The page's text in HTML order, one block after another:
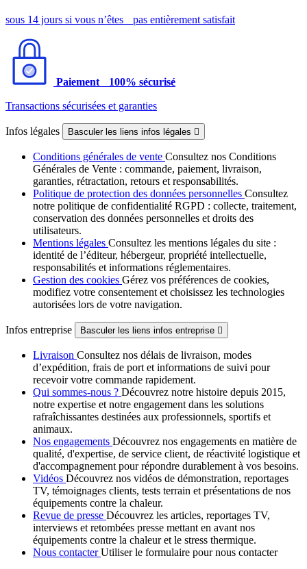
sous 14 jours si vous n’êtes pas entièrement satisfait
Paiement 100% sécurisé
Transactions sécurisées et garanties
Infos légales Basculer les liens infos légales 
Conditions générales de vente Consultez nos Conditions
Générales de Vente : commande, paiement, livraison,
garanties, rétractation, retours et responsabilités.
Politique de protection des données personnelles Consultez
notre politique de confidentialité RGPD : collecte, traitement,
conservation des données personnelles et droits des
utilisateurs.
Mentions légales Consultez les mentions légales du site :
identité de l’éditeur, hébergeur, propriété intellectuelle,
responsabilités et informations réglementaires.
Gestion des cookies Gérez vos préférences de cookies,
modifiez votre consentement et choisissez les technologies
autorisées lors de votre navigation.
Infos entreprise Basculer les liens infos entreprise 
Livraison Consultez nos délais de livraison, modes
d’expédition, frais de port et informations de suivi pour
recevoir votre commande rapidement.
Qui sommes-nous ? Découvrez notre histoire depuis 2015,
notre expertise et notre engagement dans les solutions
rafraîchissantes destinées aux professionnels, sportifs et
animaux.
Nos engagements Découvrez nos engagements en matière de
qualité, d'expertise, de service client, de réactivité logistique et
d'accompagnement pour répondre durablement à vos besoins.
Vidéos Découvrez nos vidéos de démonstration, reportages
TV, témoignages clients, tests terrain et présentations de nos
équipements contre la chaleur.
Revue de presse Découvrez les articles, reportages TV,
interviews et retombées presse mettant en avant nos
équipements contre la chaleur et le stress thermique.
Nous contacterUtiliser le formulaire pour nous contacter